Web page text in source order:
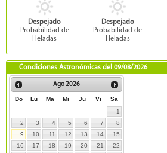
Despejado
Probabilidad de
Heladas
Despejado
Probabilidad de
Heladas
Condiciones Astronómicas del 09/08/2026
Ago2026
Do Lu Ma Mi Ju Vi
Sa
1
2
3 4 5 6 7
8
9
10 11 12 13 14
15
16
17 18 19 20 21
22